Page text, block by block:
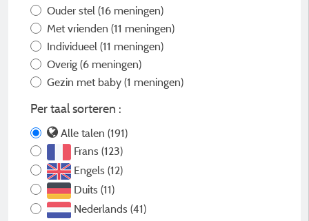
Ouder stel (16 meningen)
Met vrienden (11 meningen)
Individueel (11 meningen)
Overig (6 meningen)
Gezin met baby (1 meningen)
Per taal sorteren :
Alle talen (191)
Frans (123)
Engels (12)
Duits (11)
Nederlands (41)